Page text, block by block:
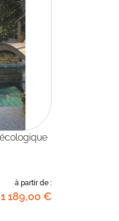
à partir de :
1 189,00 €